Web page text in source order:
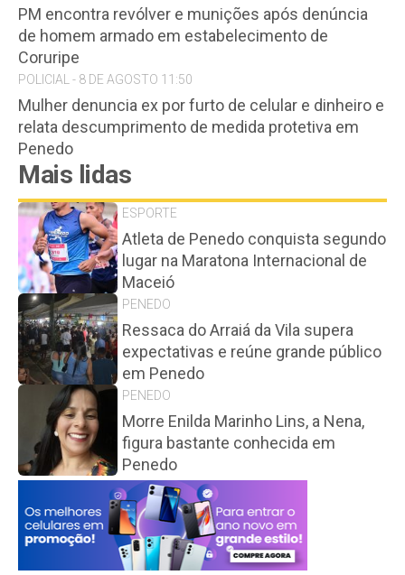
PM encontra revólver e munições após denúncia
de homem armado em estabelecimento de
Coruripe
POLICIAL - 8 DE AGOSTO 11:50
Mulher denuncia ex por furto de celular e dinheiro e
relata descumprimento de medida protetiva em
Penedo
Mais lidas
ESPORTE
Atleta de Penedo conquista segundo
lugar na Maratona Internacional de
Maceió
PENEDO
Ressaca do Arraiá da Vila supera
expectativas e reúne grande público
em Penedo
PENEDO
Morre Enilda Marinho Lins, a Nena,
figura bastante conhecida em
Penedo